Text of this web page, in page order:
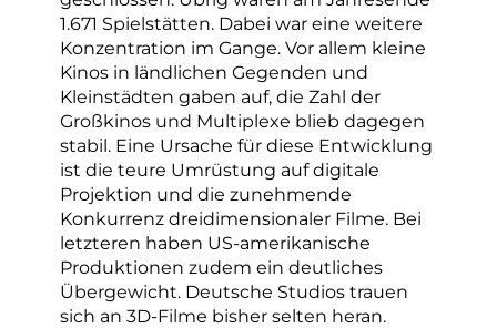
1.671 Spielstätten. Dabei war eine weitere
Konzentration im Gange. Vor allem kleine
Kinos in ländlichen Gegenden und
Kleinstädten gaben auf, die Zahl der
Großkinos und Multiplexe blieb dagegen
stabil. Eine Ursache für diese Entwicklung
ist die teure Umrüstung auf digitale
Projektion und die zunehmende
Konkurrenz dreidimensionaler Filme. Bei
letzteren haben US-amerikanische
Produktionen zudem ein deutliches
Übergewicht. Deutsche Studios trauen
sich an 3D-Filme bisher selten heran.